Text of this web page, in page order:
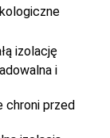
izolację
i
chroni przed